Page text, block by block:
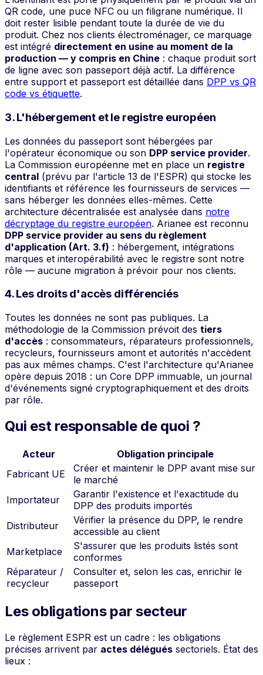
QR code, une puce NFC ou un filigrane numérique. Il
doit rester lisible pendant toute la durée de vie du
produit. Chez nos clients électroménager, ce marquage
est intégré directement en usine au moment de la
production — y compris en Chine : chaque produit sort
de ligne avec son passeport déjà actif. La différence
entre support et passeport est détaillée dans DPP vs QR
code vs étiquette.
3. L'hébergement et le registre européen
Les données du passeport sont hébergées par
l'opérateur économique ou son DPP service provider.
La Commission européenne met en place un registre
central (prévu par l'article 13 de l'ESPR) qui stocke les
identifiants et référence les fournisseurs de services —
sans héberger les données elles-mêmes. Cette
architecture décentralisée est analysée dans notre
décryptage du registre européen. Arianee est reconnu
DPP service provider au sens du règlement
d'application (Art. 3.f) : hébergement, intégrations
marques et interopérabilité avec le registre sont notre
rôle — aucune migration à prévoir pour nos clients.
4. Les droits d'accès différenciés
Toutes les données ne sont pas publiques. La
méthodologie de la Commission prévoit des tiers
d'accès : consommateurs, réparateurs professionnels,
recycleurs, fournisseurs amont et autorités n'accèdent
pas aux mêmes champs. C'est l'architecture qu'Arianee
opère depuis 2018 : un Core DPP immuable, un journal
d'événements signé cryptographiquement et des droits
par rôle.
Qui est responsable de quoi ?
Acteur
Obligation principale
Fabricant UE
Créer et maintenir le DPP avant mise sur
le marché
Importateur
Garantir l'existence et l'exactitude du
DPP des produits importés
Distributeur
Vérifier la présence du DPP, le rendre
accessible au client
Marketplace
S'assurer que les produits listés sont
conformes
Réparateur /
recycleur
Consulter et, selon les cas, enrichir le
passeport
Les obligations par secteur
Le règlement ESPR est un cadre : les obligations
précises arrivent par actes délégués sectoriels. État des
lieux :